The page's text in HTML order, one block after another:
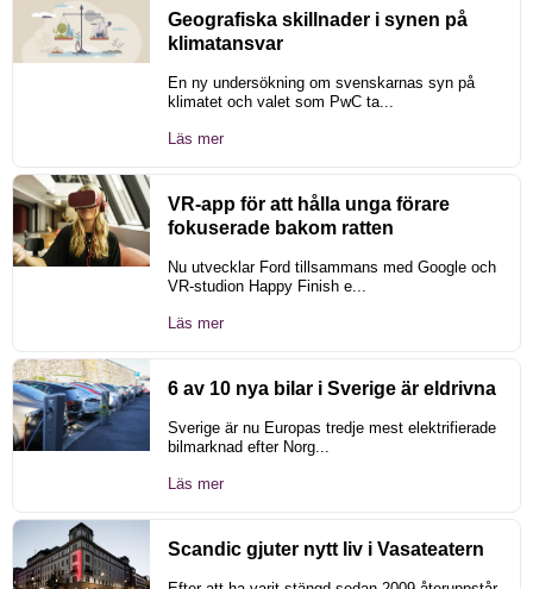
Geografiska skillnader i synen på
klimatansvar
En ny undersökning om svenskarnas syn på
klimatet och valet som PwC ta...
Läs mer
VR-app för att hålla unga förare
fokuserade bakom ratten
Nu utvecklar Ford tillsammans med Google och
VR-studion Happy Finish e...
Läs mer
6 av 10 nya bilar i Sverige är eldrivna
Sverige är nu Europas tredje mest elektrifierade
bilmarknad efter Norg...
Läs mer
Scandic gjuter nytt liv i Vasateatern